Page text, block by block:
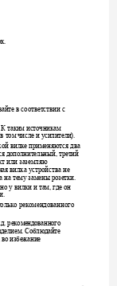
.
в соответствии с
К таким источникам
в том числе и усилители).
вилке применяются два
дополнительный, третий
или заземляю
вилка устройства не
на тему замены розетки.
у вилки и там, где он
.
рекомендованного
.д. рекомендованного
. Соблюдайте
во избежание